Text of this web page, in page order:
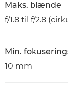
Maks. blænde
f/1.8 til f/2.8
Min.
10 mm